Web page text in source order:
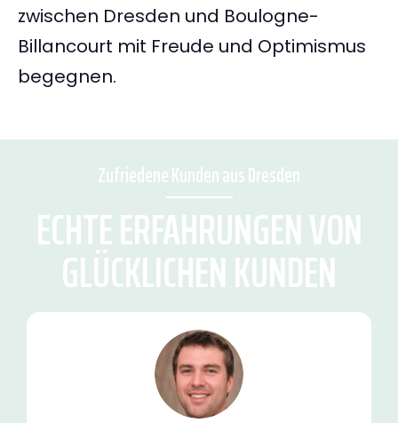
zwischen Dresden und Boulogne-
Billancourt mit Freude und Optimismus
begegnen.
Zufriedene Kunden aus Dresden
ECHTE ERFAHRUNGEN VON
GLÜCKLICHEN KUNDEN